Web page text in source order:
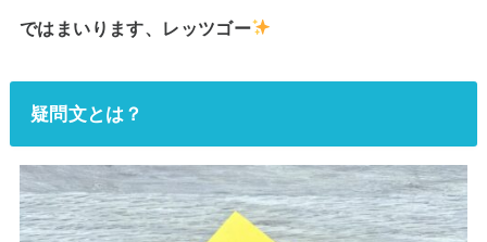
ではまいります、レッツゴー
疑問文とは？